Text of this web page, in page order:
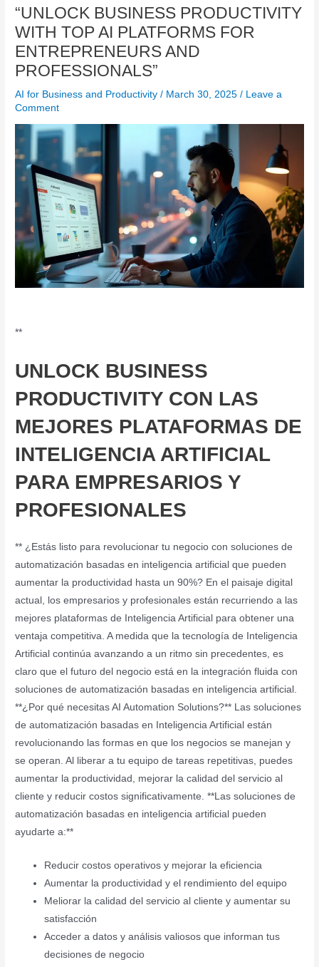
“UNLOCK BUSINESS PRODUCTIVITY
WITH TOP AI PLATFORMS FOR
ENTREPRENEURS AND
PROFESSIONALS”
AI for Business and Productivity / March 30, 2025/ Leave a
Comment
**
UNLOCK BUSINESS
PRODUCTIVITY CON LAS
MEJORES PLATAFORMAS DE
INTELIGENCIA ARTIFICIAL
PARA EMPRESARIOS Y
PROFESIONALES
** ¿Estás listo para revolucionar tu negocio con soluciones de
automatización basadas en inteligencia artificial que pueden
aumentar la productividad hasta un 90%? En el paisaje digital
actual, los empresarios y profesionales están recurriendo a las
mejores plataformas de Inteligencia Artificial para obtener una
ventaja competitiva. A medida que la tecnología de Inteligencia
Artificial continúa avanzando a un ritmo sin precedentes, es
claro que el futuro del negocio está en la integración fluida con
soluciones de automatización basadas en inteligencia artificial.
**¿Por qué necesitas AI Automation Solutions?** Las soluciones
de automatización basadas en Inteligencia Artificial están
revolucionando las formas en que los negocios se manejan y
se operan. Al liberar a tu equipo de tareas repetitivas, puedes
aumentar la productividad, mejorar la calidad del servicio al
cliente y reducir costos significativamente. **Las soluciones de
automatización basadas en inteligencia artificial pueden
ayudarte a:**
Reducir costos operativos y mejorar la eficiencia
Aumentar la productividad y el rendimiento del equipo
Meliorar la calidad del servicio al cliente y aumentar su
satisfacción
Acceder a datos y análisis valiosos que informan tus
decisiones de negocio